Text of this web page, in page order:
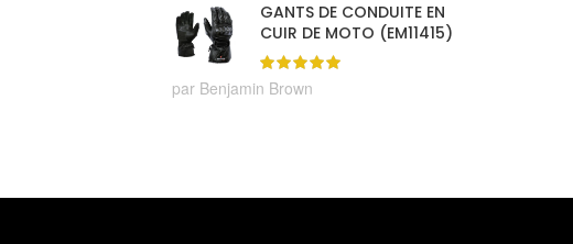
GANTS DE CONDUITE EN
CUIR DE MOTO (EM11415)
par Benjamin Brown